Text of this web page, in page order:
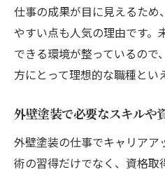
仕事の成果が目に見えるため
やすい点も人気の理由です。
できる環境が整っているので
方にとって理想的な職種とい
外壁塗装で必要なスキルや
外壁塗装の仕事でキャリア
術の習得だけでなく、資格取